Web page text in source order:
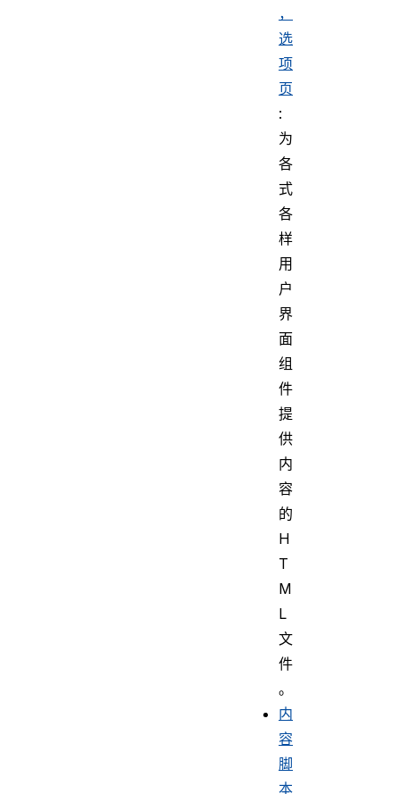
，
选
项
页
:
为
各
式
各
样
用
户
界
面
组
件
提
供
内
容
的
H
T
M
L
文
件
。
内
容
脚
本